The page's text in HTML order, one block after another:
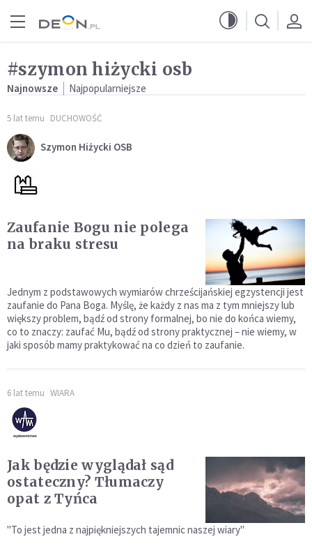
#szymon hiżycki osb
Najnowsze Najpopularniejsze
5 lat temu DUCHOWOŚĆ
Szymon Hiżycki OSB
Zaufanie Bogu nie polega
na braku stresu
Jednym z podstawowych wymiarów chrześcijańskiej egzystencji jest
zaufanie do Pana Boga. Myślę, że każdy z nas ma z tym mniejszy lub
większy problem, bądź od strony formalnej, bo nie do końca wiemy,
co to znaczy: zaufać Mu, bądź od strony praktycznej – nie wiemy, w
jaki sposób mamy praktykować na co dzień to zaufanie.
6 lat temu WIARA
Jak będzie wyglądał sąd
ostateczny? Tłumaczy
opat z Tyńca
"To jest jedna z najpiękniejszych tajemnic naszej wiary"